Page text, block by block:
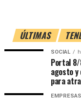
ÚLTIMAS
SOCIAL
Portal
agosto y
para
EMPRESAS